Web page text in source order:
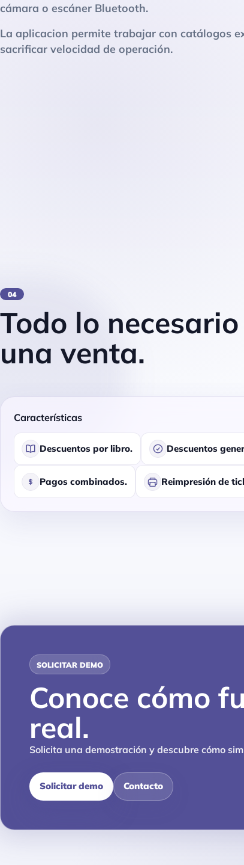
cámara o escáner Bluetooth.
La aplicacion permite trabajar con catálogos
sacrificar velocidad de operación.
04
Todo lo
una venta.
Características
Descuentos por libro. Descuentos
Pagos combinados. Reimpresión de
SOLICITAR DEMO
Conoce cómo
real.
Solicita una demostración y descubre cómo
Solicitar demo Contacto